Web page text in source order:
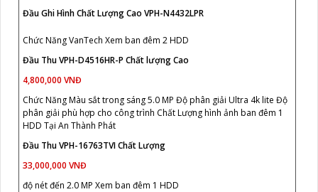
Đầu Ghi Hình Chất Lượng Cao VPH-N4432LPR
Chức Năng VanTech Xem ban đêm 2 HDD
Đầu Thu VPH-D4516HR-P Chất lượng Cao
4,800,000 VNĐ
Chức Năng Màu sắt trong sáng 5.0 MP Độ phân giải Ultra 4k lite Độ
phân giải phù hợp cho công trình Chất Lượng hình ảnh ban đêm 1
HDD Tại An Thành Phát
Đầu Thu VPH-16763TVI Chất Lượng
33,000,000 VNĐ
độ nét đến 2.0 MP Xem ban đêm 1 HDD